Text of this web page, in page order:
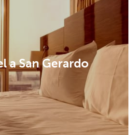
a San Gerardo